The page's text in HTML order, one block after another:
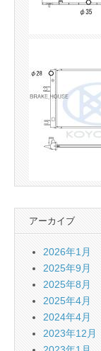
アーカイブ
2026年1月
2025年9月
2025年8月
2025年4月
2024年4月
2023年12月